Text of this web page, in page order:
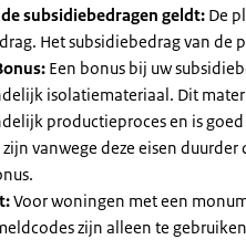
subsidiebedragen geldt: De
Het subsidiebedrag van de
Een bonus bij uw
isolatiemateriaal. Dit
productieproces en is
vanwege deze eisen
Voor woningen met een
zijn alleen te